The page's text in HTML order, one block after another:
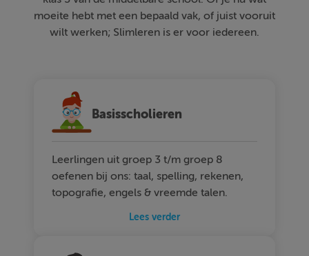
moeite hebt met een bepaald vak, of juist vooruit
wilt werken; Slimleren is er voor iedereen.
Basisscholieren
Leerlingen uit groep 3 t/m groep 8
oefenen bij ons: taal, spelling, rekenen,
topografie, engels & vreemde talen.
Lees verder